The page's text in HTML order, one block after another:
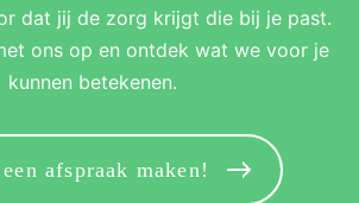
dat jij de zorg krijgt die bij je past.
ons op en ontdek wat we voor je
kunnen betekenen.
afspraak maken!